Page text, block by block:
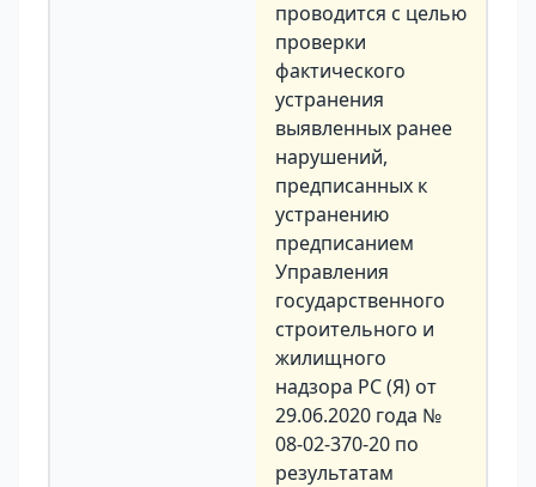
проводится с целью
проверки
фактического
устранения
выявленных ранее
нарушений,
предписанных к
устранению
предписанием
Управления
государственного
строительного и
жилищного
надзора РС (Я) от
29.06.2020 года №
08-02-370-20 по
результатам